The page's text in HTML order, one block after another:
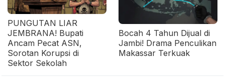
PUNGUTAN LIAR
JEMBRANA! Bupati
Ancam Pecat ASN,
Sorotan Korupsi di
Sektor Sekolah
Bocah 4 Tahun Dijual di
Jambi! Drama Penculikan
Makassar Terkuak